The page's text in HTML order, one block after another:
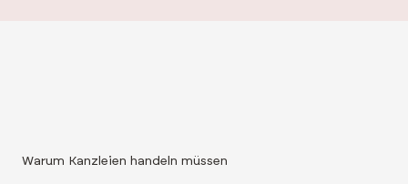
Warum Kanzleien handeln müssen